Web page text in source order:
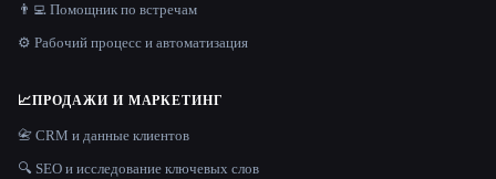
👨‍💻 Помощник по встречам
⚙️ Рабочий процесс и автоматизация
📈ПРОДАЖИ И МАРКЕТИНГ
📇 CRM и данные клиентов
🔍 SEO и исследование ключевых слов